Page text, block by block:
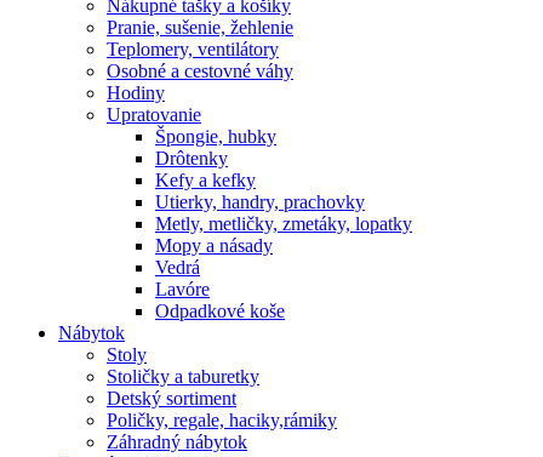
Nákupné tašky a košíky
Pranie, sušenie, žehlenie
Teplomery, ventilátory
Osobné a cestovné váhy
Hodiny
Upratovanie
Špongie, hubky
Drôtenky
Kefy a kefky
Utierky, handry, prachovky
Metly, metličky, zmetáky, lopatky
Mopy a násady
Vedrá
Lavóre
Odpadkové koše
Nábytok
Stoly
Stoličky a taburetky
Detský sortiment
Poličky, regale, haciky,rámiky
Záhradný nábytok